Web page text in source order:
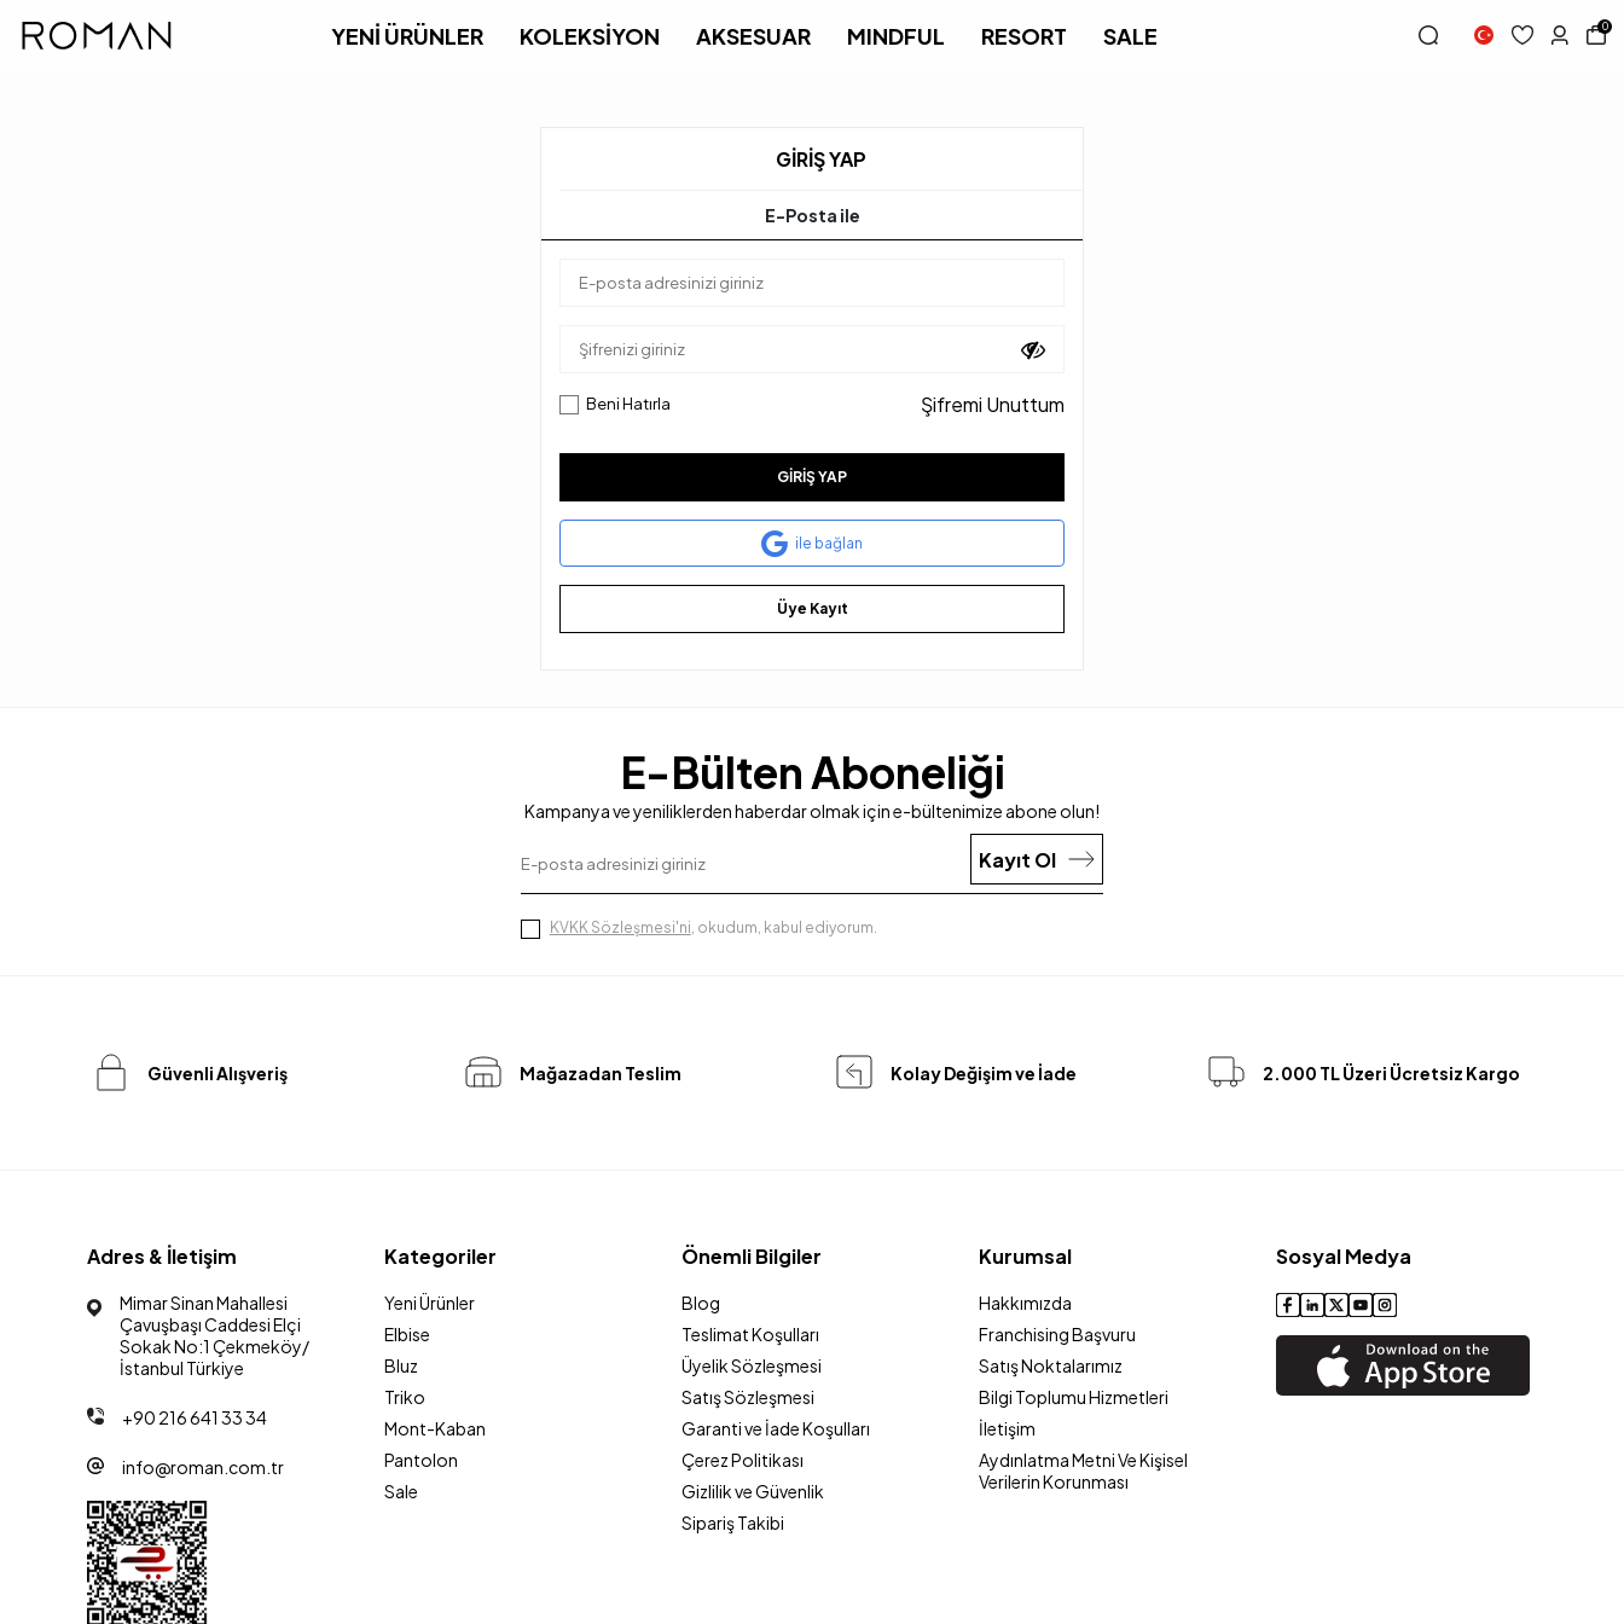
YENİ ÜRÜNLER KOLEKSİYON AKSESUAR MINDFUL RESORT SALE 0
GİRİŞ YAP
E-Posta ile
Beni Hatırla Şifremi Unuttum
GIRIŞ YAP
ile bağlan
Üye Kayıt
E-Bülten Aboneliği
Kampanya ve yeniliklerden haberdar olmak için e-bültenimize abone olun!
Kayıt Ol
KVKK Sözleşmesi'ni, okudum, kabul ediyorum.
Güvenli Alışveriş Mağazadan Teslim Kolay Değişim ve İade 2.000 TL Üzeri Ücretsiz Kargo
Adres & İletişim
Mimar Sinan Mahallesi
Çavuşbaşı Caddesi Elçi
Sokak No:1 Çekmeköy/
İstanbul Türkiye
+90 216 641 33 34
info@roman.com.tr
Kategoriler
Yeni Ürünler
Elbise
Bluz
Triko
Mont-Kaban
Pantolon
Sale
Önemli Bilgiler
Blog
Teslimat Koşulları
Üyelik Sözleşmesi
Satış Sözleşmesi
Garanti ve İade Koşulları
Çerez Politikası
Gizlilik ve Güvenlik
Sipariş Takibi
Kurumsal
Hakkımızda
Franchising Başvuru
Satış Noktalarımız
Bilgi Toplumu Hizmetleri
İletişim
Aydınlatma Metni Ve Kişisel
Verilerin Korunması
Sosyal Medya